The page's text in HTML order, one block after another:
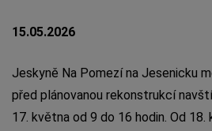
15.05.2026
Jeskyně Na Pomezí na Jesenicku
před plánovanou rekonstrukcí
17. května od 9 do 16 hodin. Od